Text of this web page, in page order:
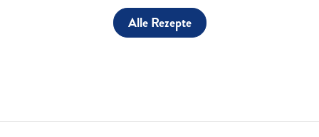
Alle Rezepte